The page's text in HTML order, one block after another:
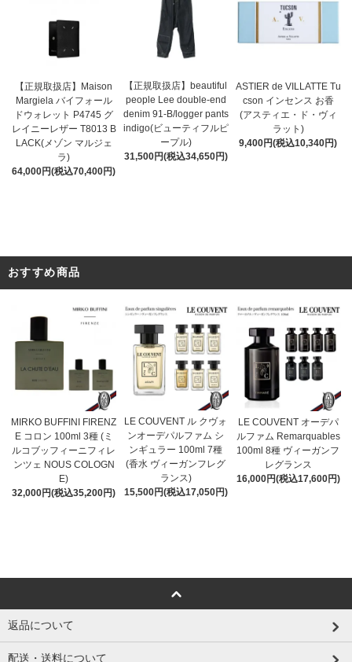
【正規取扱店】Maison
Margiela バイフォール
ドウォレット P4745 グ
レイニーレザー T8013 B
LACK(メゾン マルジェ
ラ)
64,000円(税込70,400円)
【正規取扱店】beautiful
people Lee double-end
denim 91-B/logger pants
indigo(ビューティフルピ
ープル)
31,500円(税込34,650円)
ASTIER de VILLATTE Tu
cson インセンス お香
(アスティエ・ド・ヴィ
ラット)
9,400円(税込10,340円)
おすすめ商品
MIRKO BUFFINI FIRENZ
E コロン 100ml 3種 (ミ
ルコブッフィーニフィレ
ンツェ NOUS COLOGN
E)
32,000円(税込35,200円)
LE COUVENT ル クヴォ
ンオーデパルファム シ
ンギュラー 100ml 7種
(香水 ヴィーガンフレグ
ランス)
15,500円(税込17,050円)
LE COUVENT オーデパ
ルファム Remarquables
100ml 8種 ヴィーガンフ
レグランス
16,000円(税込17,600円)
返品について
配送・送料について